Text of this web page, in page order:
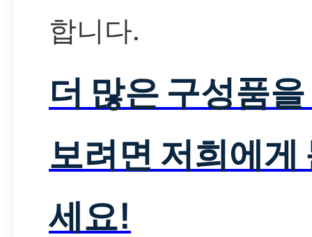
합니다.
더 많은 구성품
보려면 저희에게
세요!